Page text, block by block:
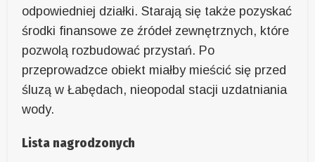
odpowiedniej działki. Starają się także pozyskać
środki finansowe ze źródeł zewnętrznych, które
pozwolą rozbudować przystań. Po
przeprowadzce obiekt miałby mieścić się przed
śluzą w Łabędach, nieopodal stacji uzdatniania
wody.
Lista nagrodzonych